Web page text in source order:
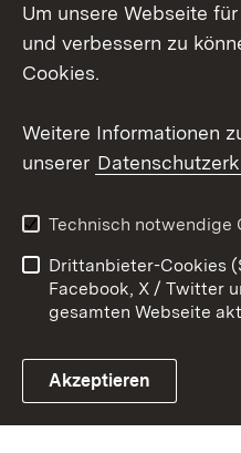
X / Twitter
Youtube
Link zum Landesportal
Kontakt
Barrierefreiheit
Impressum
Um unsere Webseite
und verbessern zu
Cookies.
Weitere Informationen
unserer
Technisch notwendige
Drittanbieter-Cookies
Facebook, X / Twitter
gesamten Webseite
Akzeptieren